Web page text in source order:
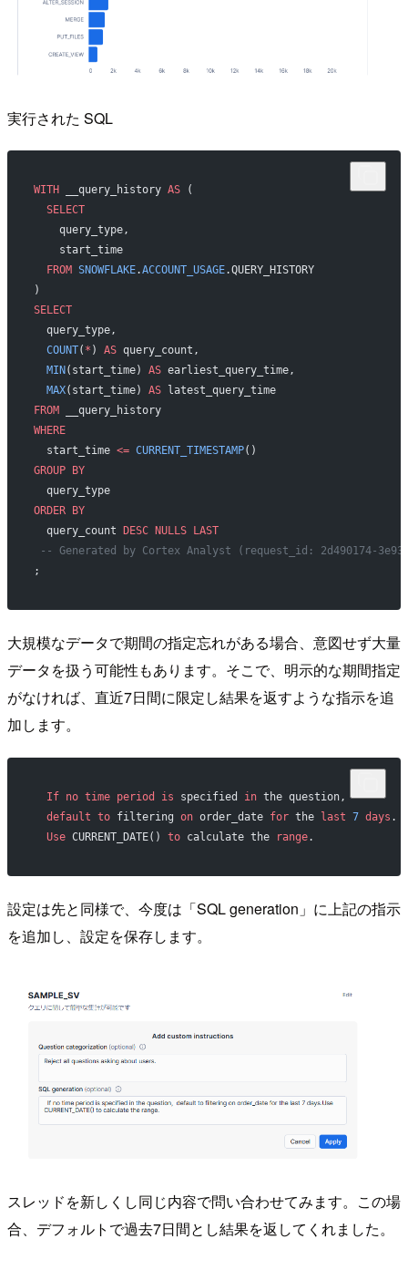
実行された SQL
WITH __query_history AS (
  SELECT
    query_type,
    start_time
  FROM
SNOWFLAKE.ACCOUNT_USAGE.QUERY_HISTORY
)
SELECT
  query_type,
  COUNT
( * ) AS query_count,
  MIN
(start_time) AS earliest_query_time,
  MAX
(start_time) AS latest_query_time
FROM __query_history
WHERE
  start_time
<= CURRENT_TIMESTAMP()
GROUP BY
  query_type
ORDER BY
  query_count
DESC NULLS LAST
-- Generated by Cortex Analyst (request_id: 2d490174-3e93-
;
大規模なデータで期間の指定忘れがある場合、意図せず大量
データを扱う可能性もあります。そこで、明示的な期間指定
がなければ、直近7日間に限定し結果を返すような指示を追
加します。
  If
no time period is specified in the question,
  default
to filtering on order_date for the last 7 days .
  Use
CURRENT_DATE() to calculate the range.
設定は先と同様で、今度は「SQL generation」に上記の指示
を追加し、設定を保存します。
スレッドを新しくし同じ内容で問い合わせてみます。この場
合、デフォルトで過去7日間とし結果を返してくれました。